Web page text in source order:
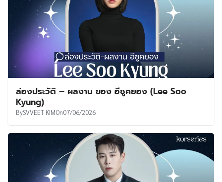
ส่องประวัติ – ผลงาน ของ อีซูคยอง (Lee Soo
Kyung)
BySVVEET KIMOn07/06/2026